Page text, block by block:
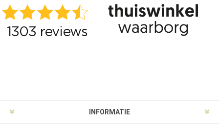
INFORMATIE